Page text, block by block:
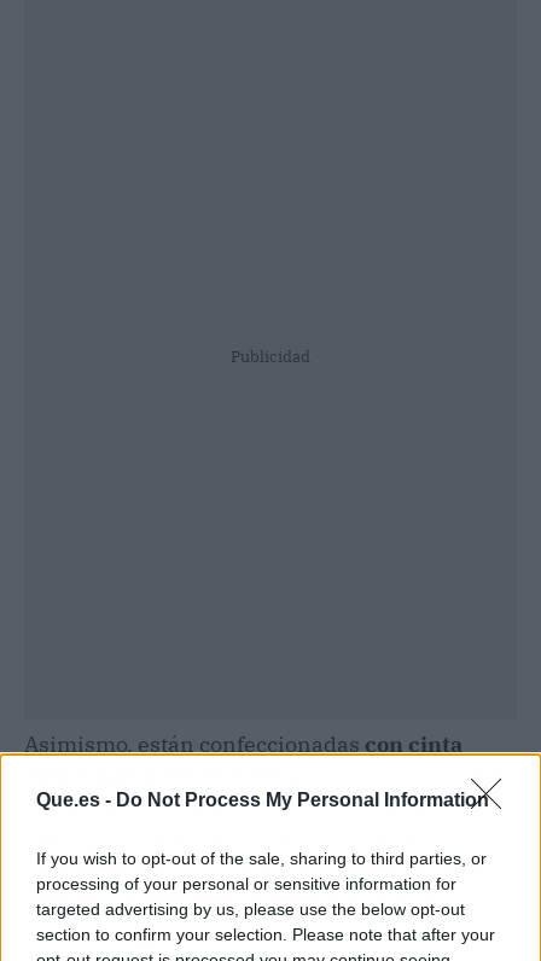
Que.es - Do Not Process My Personal Information
If you wish to opt-out of the sale, sharing to third parties, or
processing of your personal or sensitive information for
targeted advertising by us, please use the below opt-out
section to confirm your selection. Please note that after your
Publicidad
Asimismo, están confeccionadas con cinta
que resulta adaptable
a cualquier sistema de barra de cortina, sea riel,
mantenimiento y los ganchos para adaptarla
pueden conseguirse en la misma tienda.